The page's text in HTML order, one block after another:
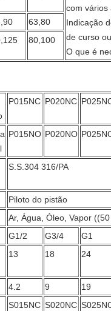
com vários
Indicação
de curso
O que é
63,80
80,100
P015NC P020NC
P015NO P020NO
S.S.304 316/PA
Piloto do pistão
Ar, Água, Óleo, Vapor
G1/2 G3/4 G1
13 18 24
4.2 9 19
S015NC S020NC